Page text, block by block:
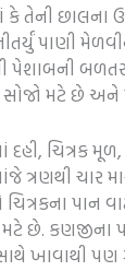
તેની છાલના
પાણી
પેશાબની
સોજો મટે છે
દહી, ચિત્રક
ત્રણથી ચાર
પાન
છે. કણજીના
ખાવાથી